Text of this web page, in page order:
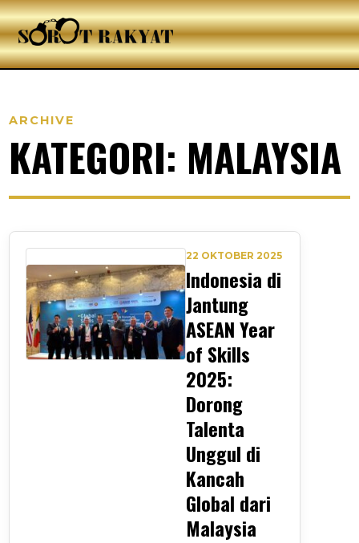
ARCHIVE
KATEGORI: MALAYSIA
22 OKTOBER 2025
Indonesia di
Jantung
ASEAN Year
of Skills
2025:
Dorong
Talenta
Unggul di
Kancah
Global dari
Malaysia